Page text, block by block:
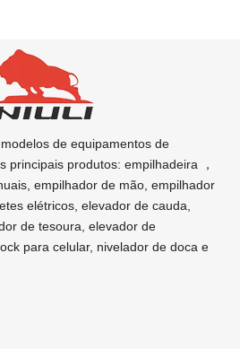
de equipamentos de
principais produtos: empilhadeira ，
empilhador de mão, empilhador
elétricos, elevador de cauda,
de tesoura, elevador de
para celular, nivelador de doca e